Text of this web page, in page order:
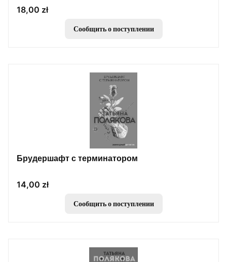
Цена
18,00 zł
Сообщить о поступлении
Брудершафт с терминатором
Цена
14,00 zł
Сообщить о поступлении